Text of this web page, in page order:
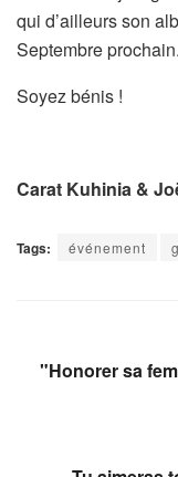
qui d’ailleurs son
Septembre prochain.
Soyez bénis !
Carat Kuhinia &
Tags: événement
"Honorer sa